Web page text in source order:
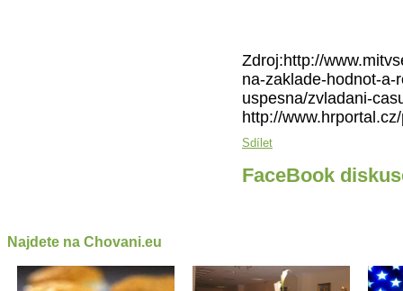
Zdroj:http://
na-zaklade-hodnot-a-
uspesna/zvladani-
http://
Sdílet
FaceBook
Najdete na Chovani.eu